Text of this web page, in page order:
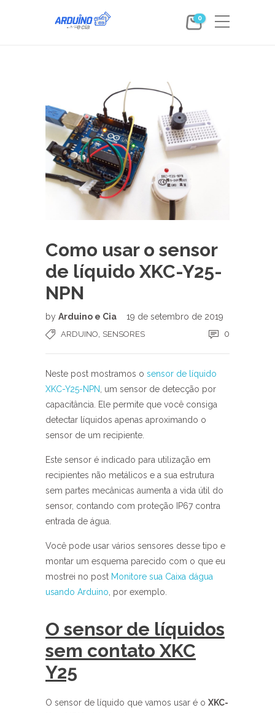
0
Como usar o sensor
de líquido XKC-Y25-
NPN
by Arduino e Cia 19 de setembro de 2019
ARDUINO SENSORES 0
Neste post mostramos o sensor de líquido
XKC-Y25-NPN
, um sensor de detecção por
capacitância. Ele permite que você consiga
detectar líquidos apenas aproximando o
sensor de um recipiente.
Este sensor é indicado para utilização em
recipientes não metálicos e a sua estrutura
sem partes mecânicas aumenta a vida útil do
sensor, contando com proteção IP67 contra
entrada de água.
Você pode usar vários sensores desse tipo e
montar um esquema parecido com o que eu
mostrei no post Monitore sua Caixa dágua
usando Arduino , por exemplo.
O sensor de líquidos
sem contato XKC
Y25
O sensor de líquido que vamos usar é o XKC-